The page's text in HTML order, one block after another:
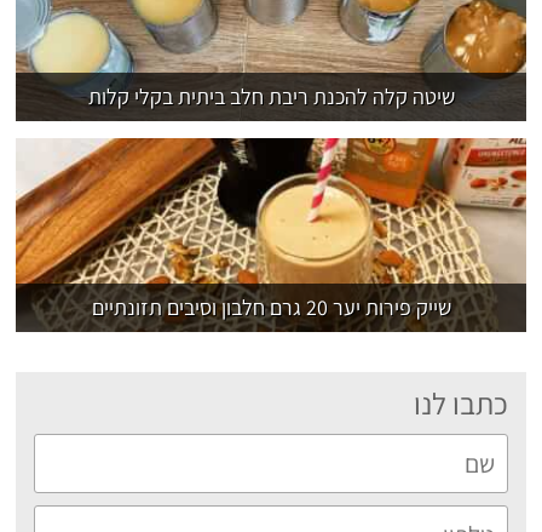
שיטה קלה להכנת ריבת חלב ביתית בקלי קלות
שייק פירות יער 20 גרם חלבון וסיבים תזונתיים
כתבו לנו